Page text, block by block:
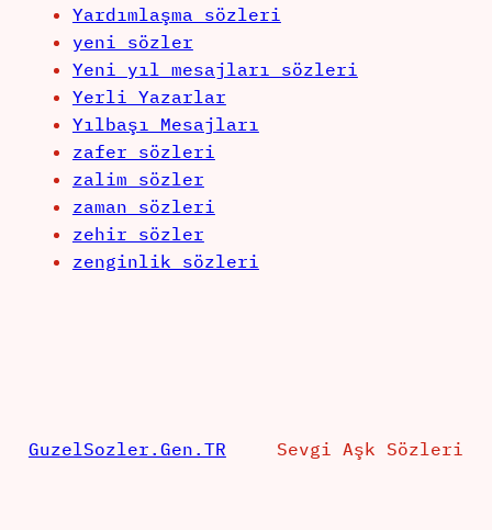
Yardımlaşma sözleri
yeni sözler
Yeni yıl mesajları sözleri
Yerli Yazarlar
Yılbaşı Mesajları
zafer sözleri
zalim sözler
zaman sözleri
zehir sözler
zenginlik sözleri
GuzelSozler.Gen.TR Sevgi Aşk Sözleri